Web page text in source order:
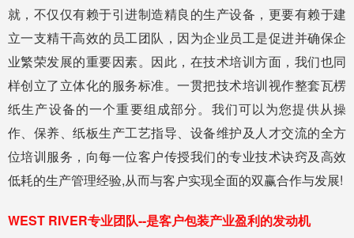
就，不仅仅有赖于引进制造精良的生产设备，更要有赖于建
立一支精干高效的员工团队，因为企业员工是促进并确保企
业繁荣发展的重要因素。因此，在技术培训方面，我们也同
样创立了立体化的服务标准。一贯把技术培训视作整套瓦楞
纸生产设备的一个重要组成部分。我们可以为您提供从操
作、保养、纸板生产工艺指导、设备维护及人才交流的全方
位培训服务，向每一位客户传授我们的专业技术诀窍及高效
低耗的生产管理经验,从而与客户实现全面的双赢合作与发展!
WEST RIVER专业团队--是客户包装产业盈利的发动机